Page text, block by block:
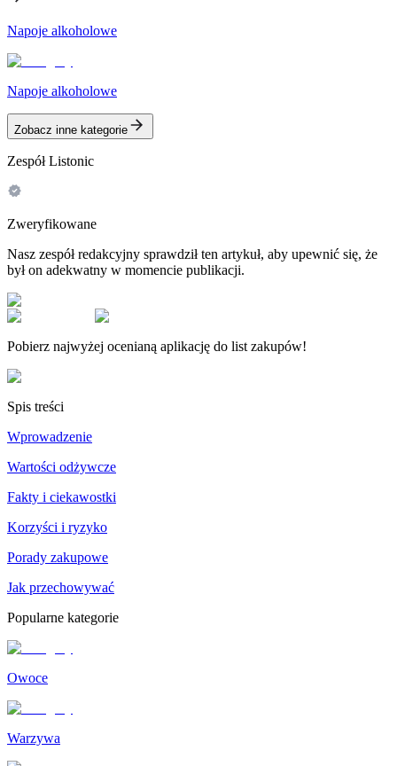
Napoje alkoholowe
Napoje alkoholowe
Zobacz inne kategorie
Zespół Listonic
Zweryfikowane
Nasz zespół redakcyjny sprawdził ten artykuł, aby upewnić się, że
był on adekwatny w momencie publikacji.
Pobierz najwyżej ocenianą aplikację do list zakupów!
Spis treści
Wprowadzenie
Wartości odżywcze
Fakty i ciekawostki
Korzyści i ryzyko
Porady zakupowe
Jak przechowywać
Popularne kategorie
Owoce
Warzywa